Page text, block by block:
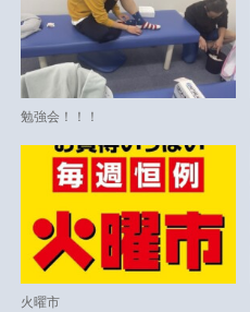
勉強会！！！
火曜市